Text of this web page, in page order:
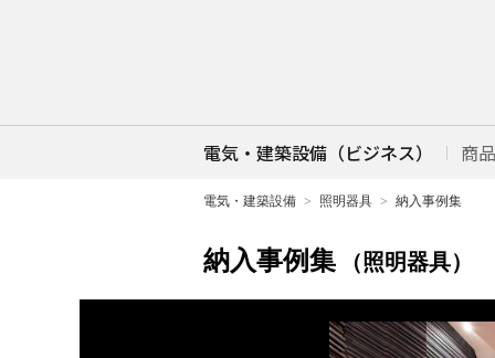
電気・建築設備（ビジネス） 商
電気・建築設備 照明器具 納入事例集
納入事例集 （照明器具）